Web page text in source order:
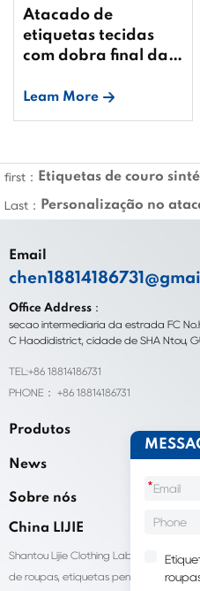
Atacado de
etiquetas tecidas
com dobra final da
Leam More
first：
Last：
Email
Office Address：
seção intermediária da estrada FC
C Haodidistrict, cidade de SHA Ntou,
TEL:+86 18814186731
PHONE： +86 18814186731
Produtos
News
Sobre nós
China LIJIE
Shantou Lijie Clothing Labels fornece
de roupas, etiquetas penduradas,
*